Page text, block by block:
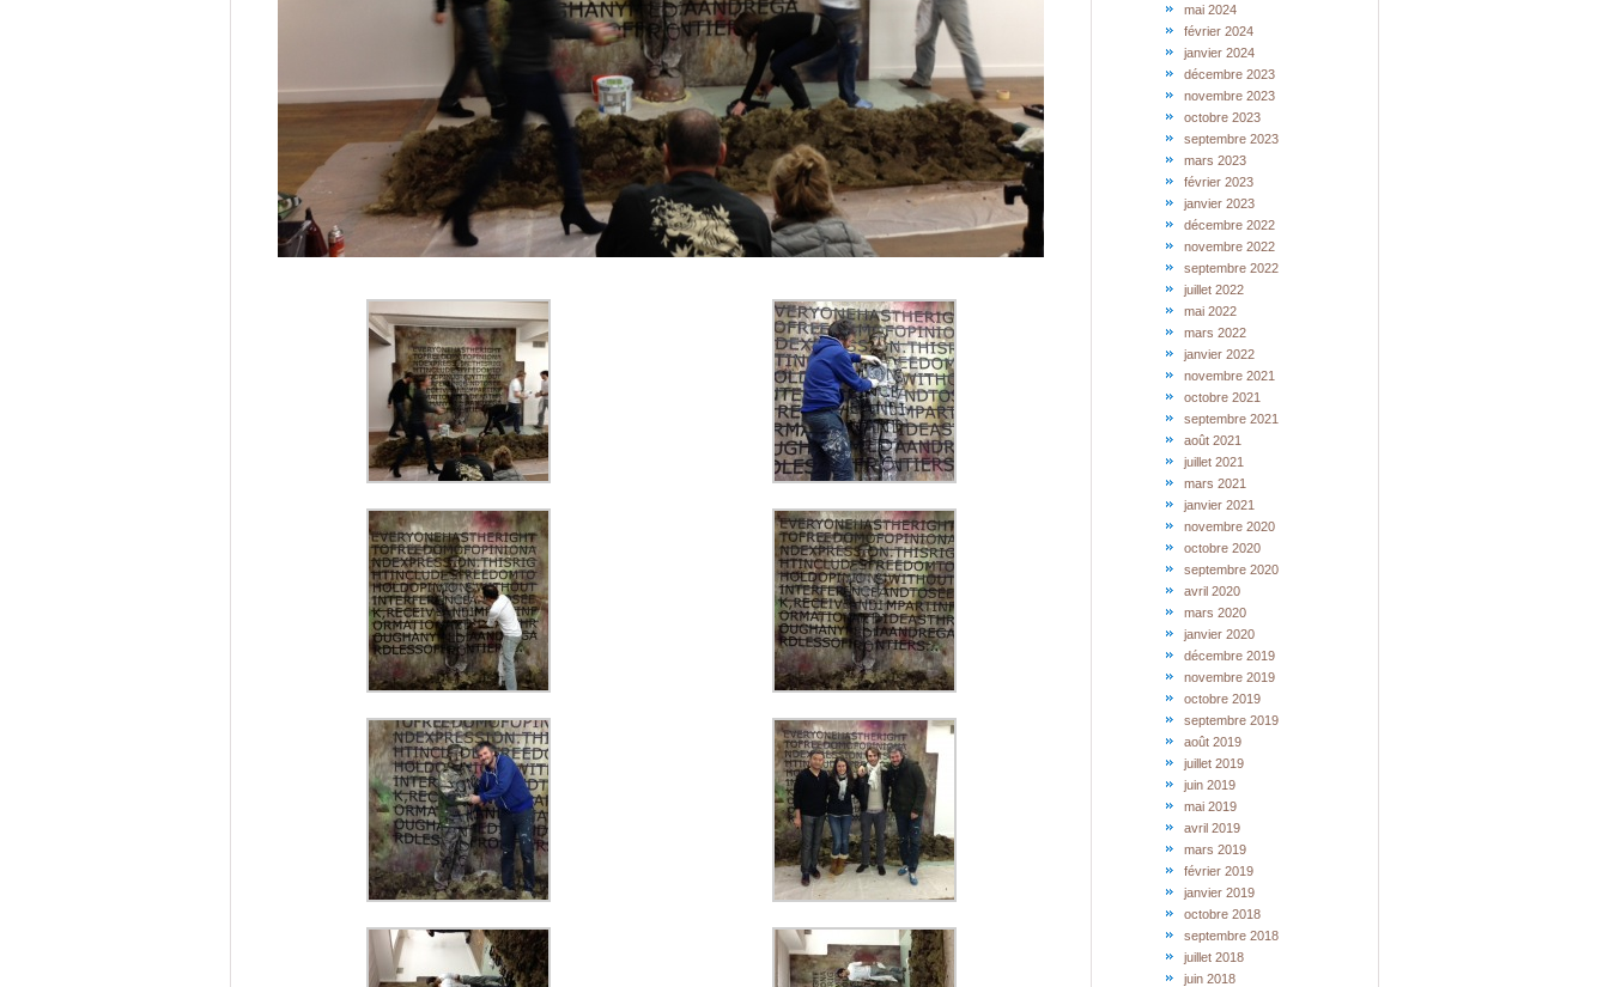
mai 2024
février 2024
janvier 2024
décembre 2023
novembre 2023
octobre 2023
septembre 2023
mars 2023
février 2023
janvier 2023
décembre 2022
novembre 2022
septembre 2022
juillet 2022
mai 2022
mars 2022
janvier 2022
novembre 2021
octobre 2021
septembre 2021
août 2021
juillet 2021
mars 2021
janvier 2021
novembre 2020
octobre 2020
septembre 2020
avril 2020
mars 2020
janvier 2020
décembre 2019
novembre 2019
octobre 2019
septembre 2019
août 2019
juillet 2019
juin 2019
mai 2019
avril 2019
mars 2019
février 2019
janvier 2019
octobre 2018
septembre 2018
juillet 2018
juin 2018